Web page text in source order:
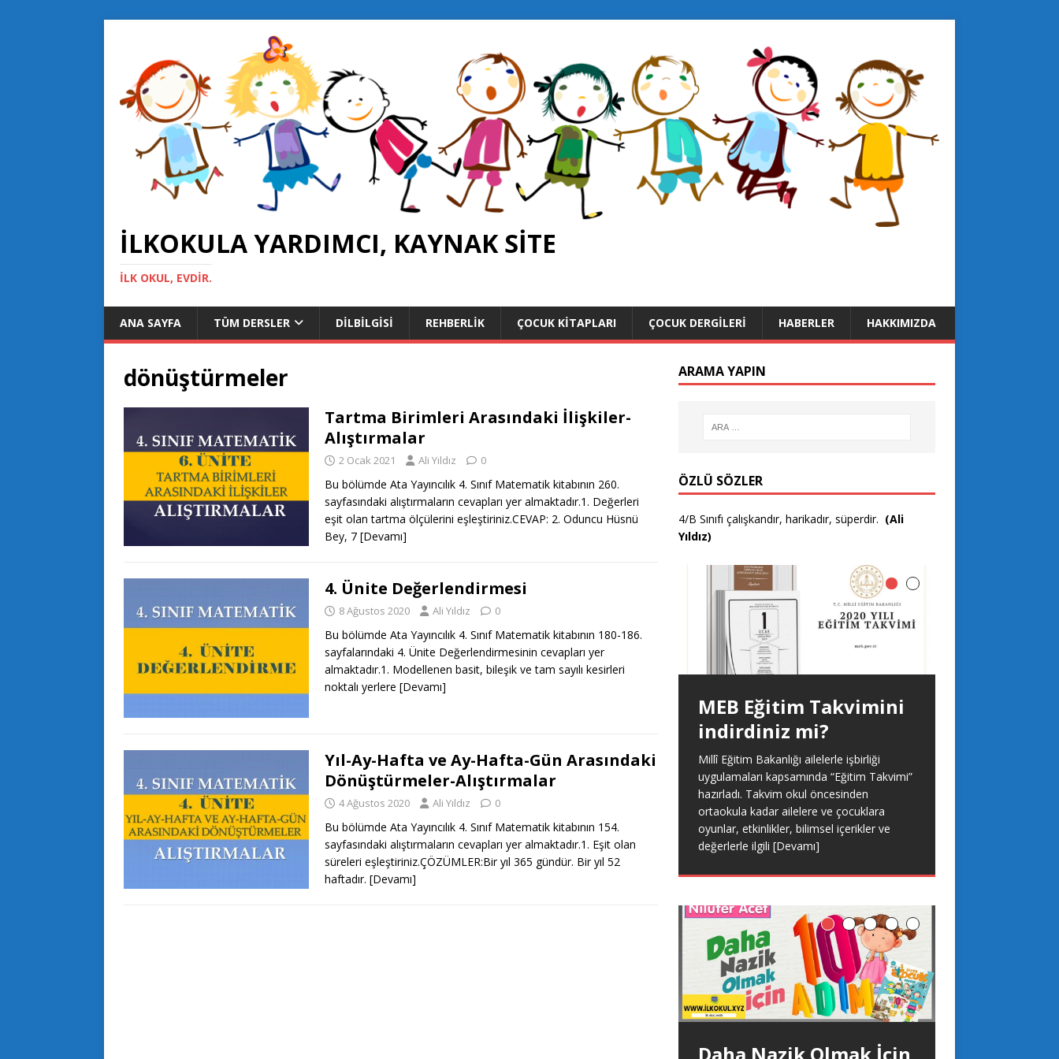
İLKOKULA YARDIMCI, KAYNAK SITE
İLK OKUL, EVDIR.
ANA SAYFA TÜM DERSLER DILBILGISI REHBERLIK ÇOCUK KITAPLARI ÇOCUK DERGILERI HABERLER HAKKIMIZDA
dönüştürmeler
Tartma Birimleri Arasındaki İlişkiler-
Alıştırmalar
2 Ocak 2021 Ali Yıldız 0
Bu bölümde Ata Yayıncılık 4. Sınıf Matematik kitabının 260.
sayfasındaki alıştırmaların cevapları yer almaktadır.1. Değerleri
eşit olan tartma ölçülerini eşleştiriniz.CEVAP: 2. Oduncu Hüsnü
Bey, 7 [Devamı]
4. Ünite Değerlendirmesi
8 Ağustos 2020 Ali Yıldız 0
Bu bölümde Ata Yayıncılık 4. Sınıf Matematik kitabının 180-186.
sayfalarındaki 4. Ünite Değerlendirmesinin cevapları yer
almaktadır.1. Modellenen basit, bileşik ve tam sayılı kesirleri
noktalı yerlere [Devamı]
Yıl-Ay-Hafta ve Ay-Hafta-Gün Arasındaki
Dönüştürmeler-Alıştırmalar
4 Ağustos 2020 Ali Yıldız 0
Bu bölümde Ata Yayıncılık 4. Sınıf Matematik kitabının 154.
sayfasındaki alıştırmaların cevapları yer almaktadır.1. Eşit olan
süreleri eşleştiriniz.ÇÖZÜMLER:Bir yıl 365 gündür. Bir yıl 52
haftadır. [Devamı]
ARAMA YAPIN
ÖZLÜ SÖZLER
4/B Sınıfı çalışkandır, harikadır, süperdir. (Ali
Yıldız)
MEB Eğitim Takvimini
indirdiniz mi?
Millî Eğitim Bakanlığı ailelerle işbirliği
uygulamaları kapsamında “Eğitim Takvimi”
hazırladı. Takvim okul öncesinden
ortaokula kadar ailelere ve çocuklara
oyunlar, etkinlikler, bilimsel içerikler ve
değerlerle ilgili [Devamı]
Okullar ne zaman
açılacak?
2019-2020 Eğitim öğretim yılının 1. dönemi
17 Ocak 2020 Cuma günü öğrencilerin
karne almasıyla sona erdi. Böylelikle 16
günlük yarı yıl tatiline girilmiş oldu. 2.
[Devamı]
Çocuklara Olumlu